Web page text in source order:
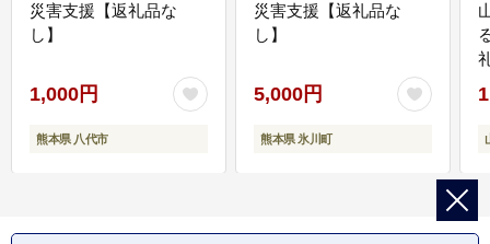
災害支援【返礼品な
し】
1,000円
熊本県 八代市
災害支援【返礼品な
し】
5,000円
熊本県 氷川町